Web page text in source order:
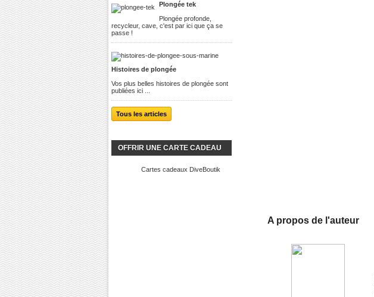
Plongée tek
Plongée profonde,
recycleur, cave, c'est par ici que ça se
passe !
Histoires de plongée
Vos plus belles histoires de plongée sont
publiées ici ...
Tous les articles
OFFRIR UNE CARTE CADEAU
Cartes cadeaux DiveBoutik
A propos de l'auteur